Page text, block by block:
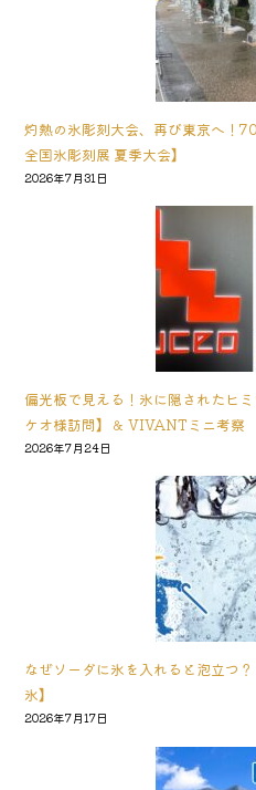
灼熱の氷彫刻大会、再び東京へ！
全国氷彫刻展 夏季大会】
2026年7月31日
偏光板で見える！氷に隠されたヒ
ケオ様訪問】＆ VIVANTミニ考察
2026年7月24日
なぜソーダに氷を入れると泡立つ
氷】
2026年7月17日